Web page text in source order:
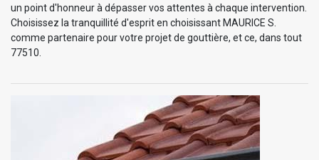
un point d'honneur à dépasser vos attentes à chaque intervention.
Choisissez la tranquillité d'esprit en choisissant MAURICE S.
comme partenaire pour votre projet de gouttière, et ce, dans tout
77510.